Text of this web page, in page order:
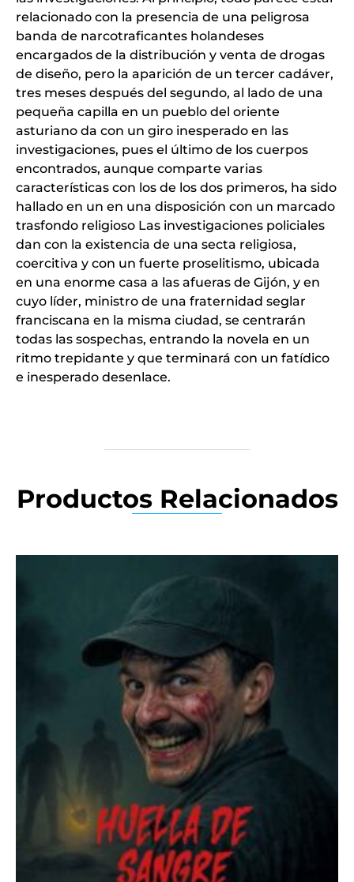
relacionado con la presencia de una peligrosa
banda de narcotraficantes holandeses
encargados de la distribución y venta de drogas
de diseño, pero la aparición de un tercer cadáver,
tres meses después del segundo, al lado de una
pequeña capilla en un pueblo del oriente
asturiano da con un giro inesperado en las
investigaciones, pues el último de los cuerpos
encontrados, aunque comparte varias
características con los de los dos primeros, ha sido
hallado en un en una disposición con un marcado
trasfondo religioso Las investigaciones policiales
dan con la existencia de una secta religiosa,
coercitiva y con un fuerte proselitismo, ubicada
en una enorme casa a las afueras de Gijón, y en
cuyo líder, ministro de una fraternidad seglar
franciscana en la misma ciudad, se centrarán
todas las sospechas, entrando la novela en un
ritmo trepidante y que terminará con un fatídico
e inesperado desenlace.
Productos Relacionados